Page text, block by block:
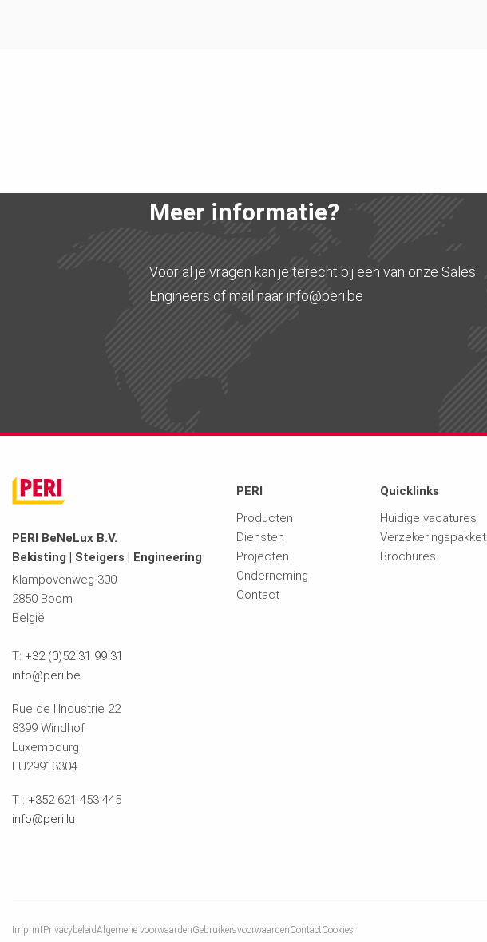
Meer informatie?
Voor al je vragen kan je terecht bij een van onze Sales
Engineers of mail naar info@peri.be
PERI BeNeLux B.V.
Bekisting | Steigers | Engineering
Klampovenweg 300
2850 Boom
België
T: +32 (0)52 31 99 31
info@peri.be
Rue de l'Industrie 22
8399 Windhof
Luxembourg
LU29913304
T : +352 621 453 445
info@peri.lu
PERI
Producten
Diensten
Projecten
Onderneming
Contact
Quicklinks
Huidige vacatures
Verzekeringspakket
Brochures
ImprintPrivacybeleidAlgemene voorwaardenGebruikersvoorwaardenContactCookies